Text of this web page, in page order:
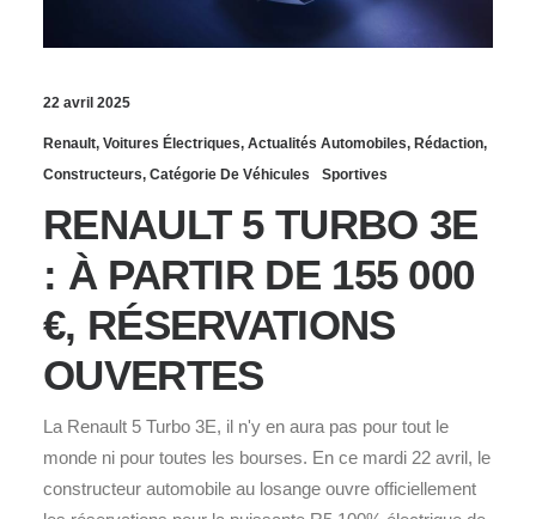
22 avril 2025
Renault, Voitures Électriques, Actualités Automobiles, Rédaction,
Constructeurs, Catégorie De Véhicules Sportives
RENAULT 5 TURBO 3E
: À PARTIR DE 155 000
€, RÉSERVATIONS
OUVERTES
La Renault 5 Turbo 3E, il n'y en aura pas pour tout le
monde ni pour toutes les bourses. En ce mardi 22 avril, le
constructeur automobile au losange ouvre officiellement